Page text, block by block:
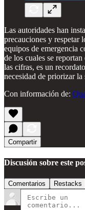
Las autoridades han
precauciones y respetar
equipos de emergencia
de los cuales se
las cifras, es un
necesidad de priorizar la
Con información de:
Compartir
Discusión sobre este
Comentarios Restacks